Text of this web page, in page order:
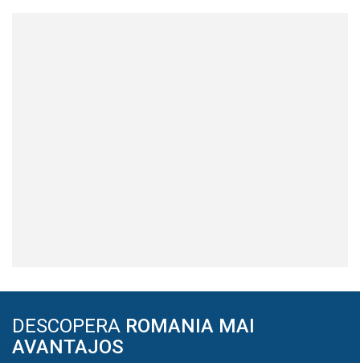
DESCOPERA ROMANIA MAI
AVANTAJOS